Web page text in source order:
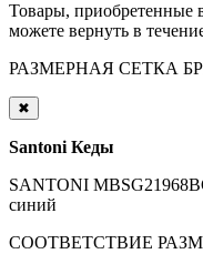
Товары, приобретенные
можете вернуть в
РАЗМЕРНАЯ СЕТКА
✖
Santoni Кеды
SANTONI
синий
СООТВЕТСТВИЕ